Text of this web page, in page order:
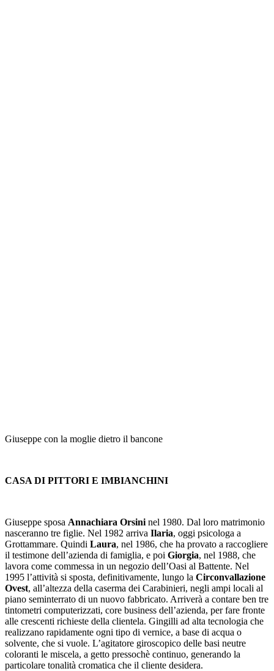
Giuseppe con la moglie dietro il bancone
CASA DI PITTORI E IMBIANCHINI
Giuseppe sposa Annachiara Orsini nel 1980. Dal loro matrimonio
nasceranno tre figlie. Nel 1982 arriva Ilaria, oggi psicologa a
Grottammare. Quindi Laura, nel 1986, che ha provato a raccogliere
il testimone dell’azienda di famiglia, e poi Giorgia, nel 1988, che
lavora come commessa in un negozio dell’Oasi al Battente. Nel
1995 l’attività si sposta, definitivamente, lungo la Circonvallazione
Ovest, all’altezza della caserma dei Carabinieri, negli ampi locali al
piano seminterrato di un nuovo fabbricato. Arriverà a contare ben tre
tintometri computerizzati, core business dell’azienda, per fare fronte
alle crescenti richieste della clientela. Gingilli ad alta tecnologia che
realizzano rapidamente ogni tipo di vernice, a base di acqua o
solvente, che si vuole. L’agitatore giroscopico delle basi neutre
coloranti le miscela, a getto pressochè continuo, generando la
particolare tonalità cromatica che il cliente desidera.